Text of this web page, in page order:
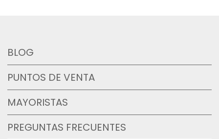
BLOG
PUNTOS DE VENTA
MAYORISTAS
PREGUNTAS FRECUENTES